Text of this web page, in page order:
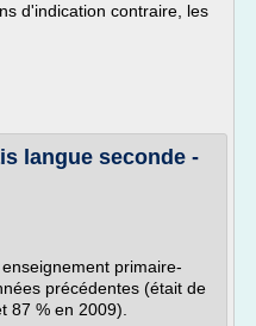
d'indication contraire, les
langue seconde -
primaire-
précédentes (était de
87 % en 2009).